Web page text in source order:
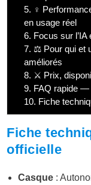
5. ♀️
en usage réel
6. Focus sur
7. ⚖️ Pour qui et
améliorés
8. ⚔️ Prix,
9. FAQ rapide —
10. Fiche
Fiche
officielle
Casque :